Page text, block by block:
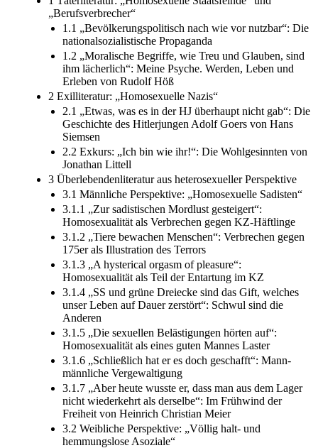
„Berufsverbrecher“
1.1 „Bevölkerungspolitisch nach wie vor nutzbar“: Die
nationalsozialistische Propaganda
1.2 „Moralische Begriffe, wie Treu und Glauben, sind
ihm lächerlich“: Meine Psyche. Werden, Leben und
Erleben von Rudolf Höß
2 Exilliteratur: „Homosexuelle Nazis“
2.1 „Etwas, was es in der HJ überhaupt nicht gab“: Die
Geschichte des Hitlerjungen Adolf Goers von Hans
Siemsen
2.2 Exkurs: „Ich bin wie ihr!“: Die Wohlgesinnten von
Jonathan Littell
3 Überlebendenliteratur aus heterosexueller Perspektive
3.1 Männliche Perspektive: „Homosexuelle Sadisten“
3.1.1 „Zur sadistischen Mordlust gesteigert“:
Homosexualität als Verbrechen gegen KZ-Häftlinge
3.1.2 „Tiere bewachen Menschen“: Verbrechen gegen
175er als Illustration des Terrors
3.1.3 „A hysterical orgasm of pleasure“:
Homosexualität als Teil der Entartung im KZ
3.1.4 „SS und grüne Dreiecke sind das Gift, welches
unser Leben auf Dauer zerstört“: Schwul sind die
Anderen
3.1.5 „Die sexuellen Belästigungen hörten auf“:
Homosexualität als eines guten Mannes Laster
3.1.6 „Schließlich hat er es doch geschafft“: Mann-
männliche Vergewaltigung
3.1.7 „Aber heute wusste er, dass man aus dem Lager
nicht wiederkehrt als derselbe“: Im Frühwind der
Freiheit von Heinrich Christian Meier
3.2 Weibliche Perspektive: „Völlig halt- und
hemmungslose Asoziale“